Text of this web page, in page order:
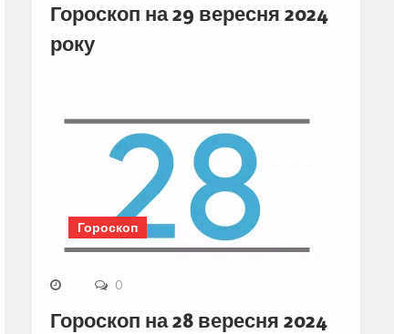
Гороскоп на 29 вересня 2024
року
Гороскоп
0
Гороскоп на 28 вересня 2024